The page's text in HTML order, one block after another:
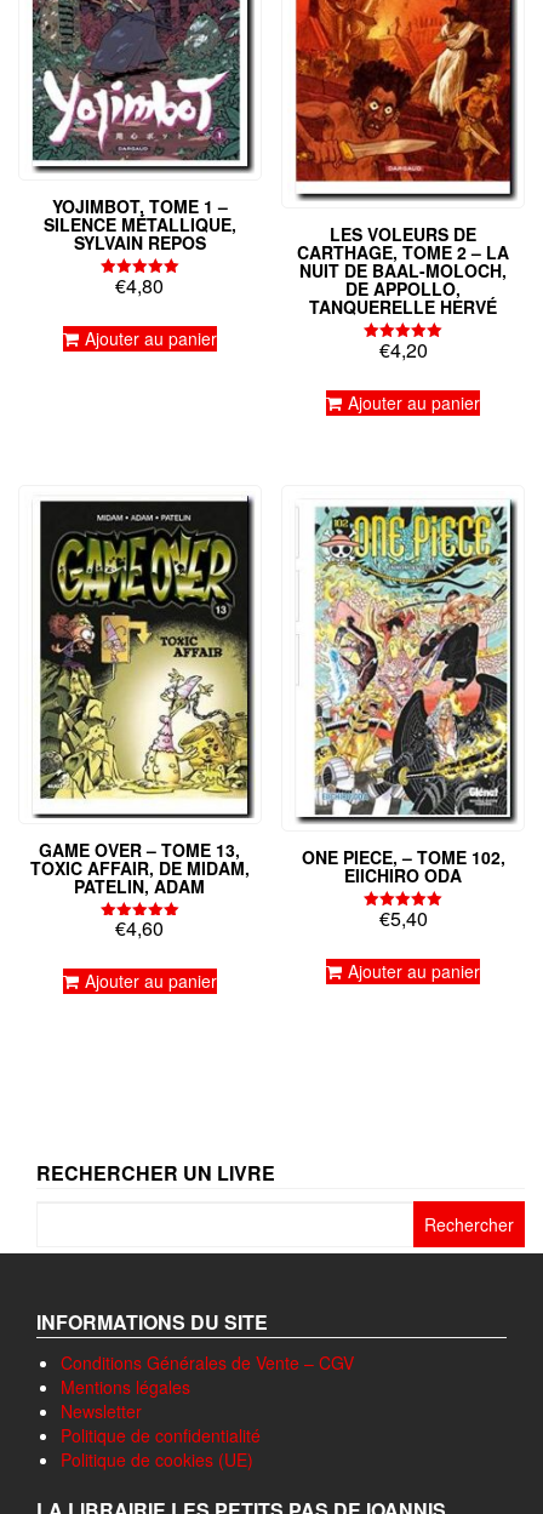
YOJIMBOT, TOME 1 –
SILENCE MÉTALLIQUE,
SYLVAIN REPOS
Note
5.00
€4,80
Ajouter au panier
LES VOLEURS DE
CARTHAGE, TOME 2 – LA
NUIT DE BAAL-MOLOCH,
DE APPOLLO,
TANQUERELLE HERVÉ
Note
5.00
€4,20
Ajouter au panier
GAME OVER – TOME 13,
TOXIC AFFAIR, DE MIDAM,
PATELIN, ADAM
Note
€4,60
Ajouter au panier
ONE PIECE, – TOME 102,
EIICHIRO ODA
Note
€5,40
Ajouter au panier
RECHERCHER UN LIVRE
INFORMATIONS DU SITE
Conditions Générales de Vente – CGV
Mentions légales
Newsletter
Politique de confidentialité
Politique de cookies (UE)